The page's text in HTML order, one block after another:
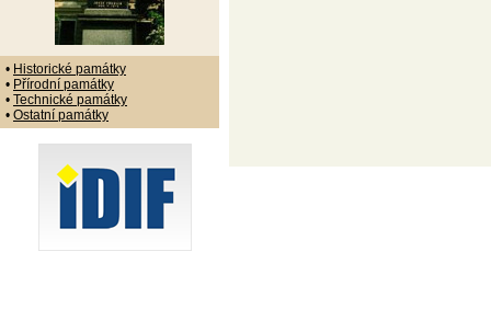
• Historické památky
• Přírodní památky
• Technické památky
• Ostatní památky